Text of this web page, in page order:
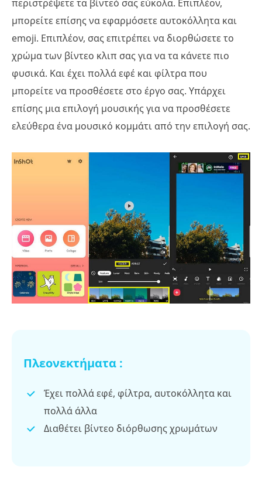
περιστρέψετε τα βίντεό σας εύκολα. Επιπλέον,
μπορείτε επίσης να εφαρμόσετε αυτοκόλλητα και
emoji. Επιπλέον, σας επιτρέπει να διορθώσετε το
χρώμα των βίντεο κλιπ σας για να τα κάνετε πιο
φυσικά. Και έχει πολλά εφέ και φίλτρα που
μπορείτε να προσθέσετε στο έργο σας. Υπάρχει
επίσης μια επιλογή μουσικής για να προσθέσετε
ελεύθερα ένα μουσικό κομμάτι από την επιλογή σας.
Πλεονεκτήματα :
Έχει πολλά εφέ, φίλτρα, αυτοκόλλητα και
πολλά άλλα
Διαθέτει βίντεο διόρθωσης χρωμάτων